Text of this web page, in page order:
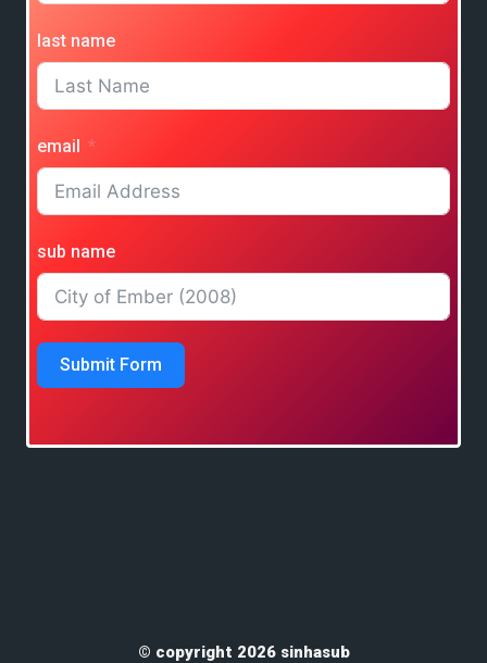
last name
email
sub name
Submit Form
© copyright 2026 sinhasub